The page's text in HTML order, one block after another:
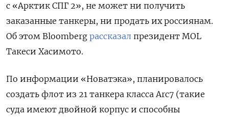
с «Арктик СПГ 2», не может ни получить
заказанные танкеры, ни продать их россиянам.
Об этом Bloomberg рассказал президент MOL
Такеси Хасимото.
По информации «Новатэка», планировалось
создать флот из 21 танкера класса Arc7 (такие
суда имеют двойной корпус и способны